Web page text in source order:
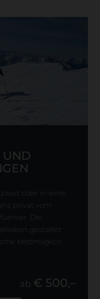
UND
oder in einer
privat vom
Die
gestaltet
bestmöglich
ab € 500,–